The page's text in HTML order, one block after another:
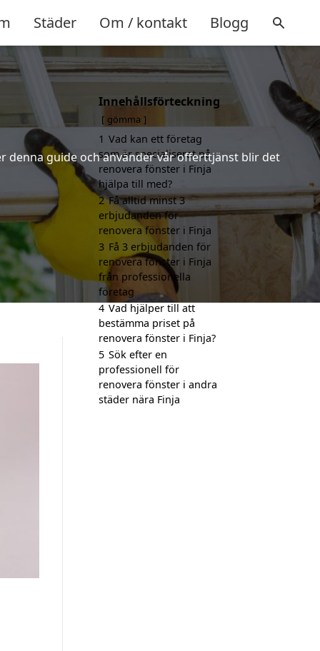
Städer Om / kontakt Blogg
denna guide och använder vår offerttjänst blir det
Innehållsförteckning
gömma
1 Vad kan ett företag
som är specialiserat på
renovera fönster i Finja
hjälpa till med?
2 Få alltid minst 3
erbjudanden för
renovera fönster i Finja
3 Få 3 erbjudanden för
renovera fönster i Finja
från professionella
företag
4 Vad hjälper till att
bestämma priset på
renovera fönster i Finja?
5 Sök efter en
professionell för
renovera fönster i andra
städer nära Finja